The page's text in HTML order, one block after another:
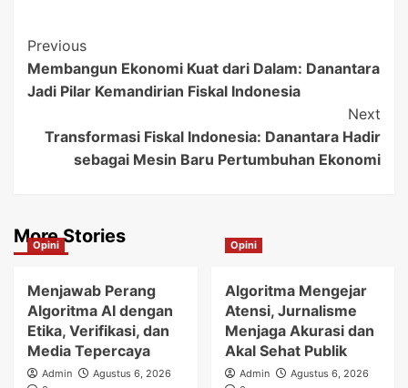
Post
Navigation
Previous
Membangun Ekonomi Kuat dari Dalam: Danantara
Jadi Pilar Kemandirian Fiskal Indonesia
Next
Transformasi Fiskal Indonesia: Danantara Hadir
sebagai Mesin Baru Pertumbuhan Ekonomi
More Stories
Opini
Menjawab Perang
Algoritma AI dengan
Etika, Verifikasi, dan
Media Tepercaya
Admin
Agustus 6, 2026
Opini
Algoritma Mengejar
Atensi, Jurnalisme
Menjaga Akurasi dan
Akal Sehat Publik
Admin
Agustus 6, 2026